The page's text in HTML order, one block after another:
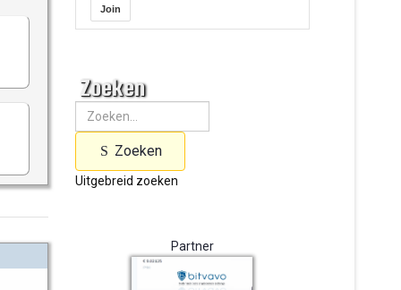
Join
Zoeken
Zoeken
Uitgebreid zoeken
Partner